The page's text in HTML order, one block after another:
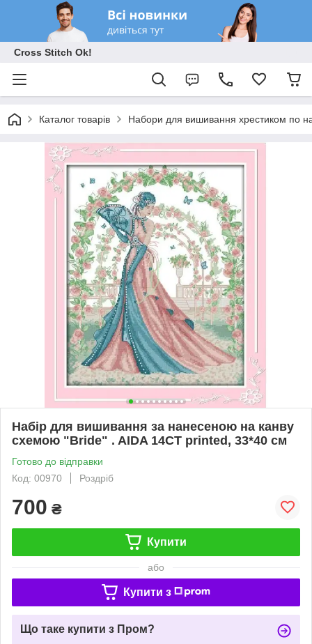
Cross Stitch Ok!
Каталог товарів Набори для вишивання хрестиком по
Набір для вишивання за нанесеною на канву
схемою "Bride" . AIDA 14CT printed, 33*40 см
Готово до відправки
Код: 00970
Роздріб
700 ₴
Купити
або
Купити з
Що таке купити з Пром?